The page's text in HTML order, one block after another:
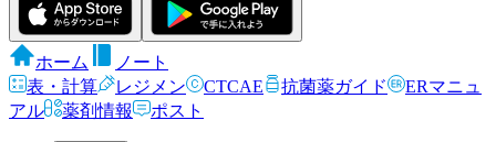
ホーム
ノート
表・計算
レジメン CTCAE 抗菌薬ガイド
ERマニュ
アル
薬剤情報 ポスト